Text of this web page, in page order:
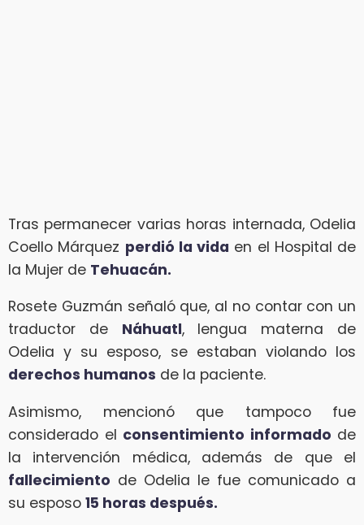
Tras permanecer varias horas internada, Odelia
Coello Márquez perdió la vida en el Hospital de
la Mujer de Tehuacán.
Rosete Guzmán señaló que, al no contar con un
traductor de Náhuatl, lengua materna de
Odelia y su esposo, se estaban violando los
derechos humanos de la paciente.
Asimismo, mencionó que tampoco fue
considerado el consentimiento informado de
la intervención médica, además de que el
fallecimiento de Odelia le fue comunicado a
su esposo 15 horas después.